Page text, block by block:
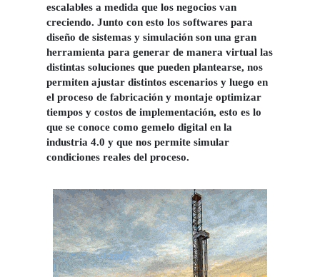
escalables a medida que los negocios van
creciendo. Junto con esto los softwares para
diseño de sistemas y simulación son una gran
herramienta para generar de manera virtual las
distintas soluciones que pueden plantearse, nos
permiten ajustar distintos escenarios y luego en
el proceso de fabricación y montaje optimizar
tiempos y costos de implementación, esto es lo
que se conoce como gemelo digital en la
industria 4.0 y que nos permite simular
condiciones reales del proceso.